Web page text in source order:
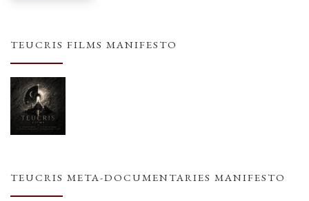
TEUCRIS FILMS MANIFESTO
TEUCRIS META-DOCUMENTARIES MANIFESTO